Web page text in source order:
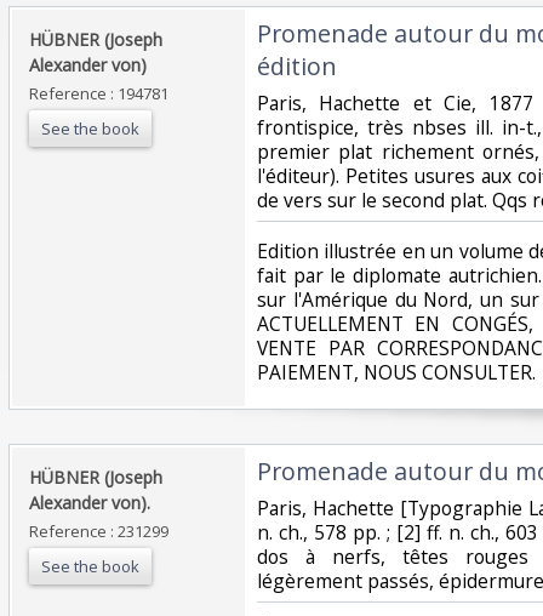
‎HÜBNER (Joseph
Alexander von)‎
Reference : 194781
See the book
‎Promenade autour du
édition‎
‎Paris, Hachette et Cie,
frontispice, très nbses ill. in-
premier plat richement
l'éditeur). Petites usures aux
de vers sur le second plat. Qqs
‎Edition illustrée en un volume
fait par le diplomate
sur l'Amérique du Nord, un
ACTUELLEMENT EN
VENTE PAR
PAIEMENT, NOUS CONSULTER.‎
‎HÜBNER (Joseph
Alexander von).‎
Reference : 231299
See the book
‎Promenade autour du
‎Paris, Hachette [Typographie
n. ch., 578 pp. ; [2] ff. n. ch.,
dos à nerfs, têtes rouges
légèrement passés,